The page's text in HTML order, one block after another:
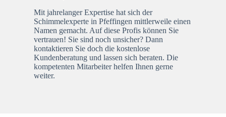
Mit jahrelanger Expertise hat sich der
Schimmelexperte in Pfeffingen mittlerweile einen
Namen gemacht. Auf diese Profis können Sie
vertrauen! Sie sind noch unsicher? Dann
kontaktieren Sie doch die kostenlose
Kundenberatung und lassen sich beraten. Die
kompetenten Mitarbeiter helfen Ihnen gerne
weiter.